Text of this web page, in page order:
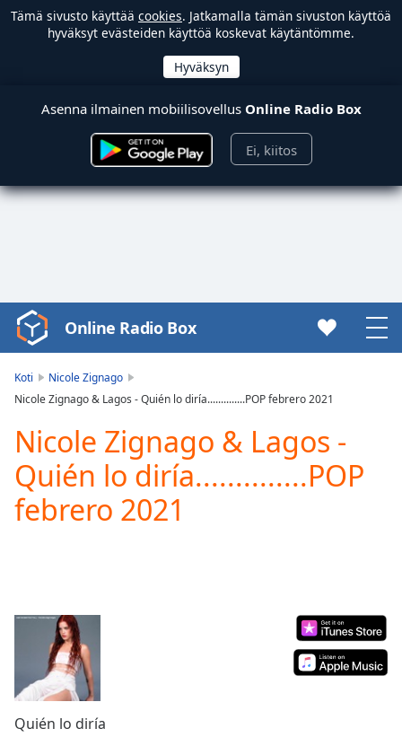
Tämä sivusto käyttää cookies. Jatkamalla tämän sivuston käyttöä
hyväksyt evästeiden käyttöä koskevat käytäntömme.
Asenna ilmainen mobiilisovellus Online Radio Box
Ei, kiitos
Video
Player
loading.
Video
Play
Skip
Backward
Skip
Forward
Duration-:-
Stream
Type LIVE
Seek to
live,
Online Radio Box
Koti
Nicole Zignago
Nicole Zignago & Lagos - Quién lo diría..............POP febrero 2021
Nicole Zignago & Lagos -
Quién lo diría..............POP
febrero 2021
Quién lo diría